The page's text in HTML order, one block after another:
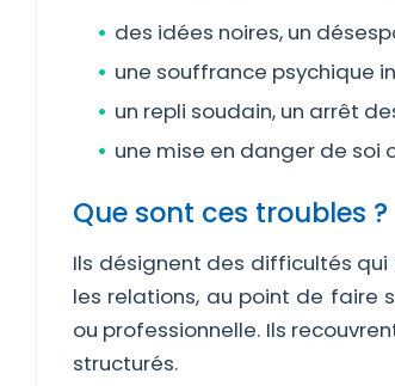
des idées noires, un
une souffrance psychique
un repli soudain, un arrêt
une mise en danger de soi
Que sont ces troubles ?
Ils désignent des difficultés
les relations, au point de faire
ou professionnelle. Ils
structurés.